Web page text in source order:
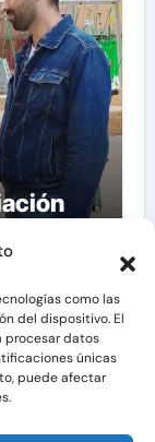
como las
del dispositivo. El
procesar datos
únicas
puede afectar